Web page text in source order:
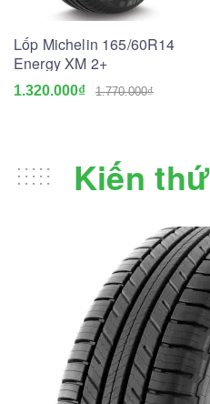
Lốp Michelin 165/60R14
Energy XM 2+
1.320.000₫ 1.770.000₫
Kiến